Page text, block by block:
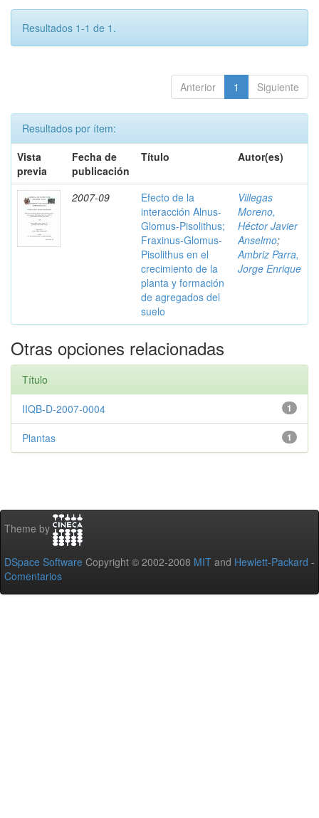
Resultados 1-1 de 1.
Anterior 1 Siguiente
Resultados por ítem:
Vista
previa
Fecha de
publicación
Título Autor(es)
2007-09
Efecto de la
interacción Alnus-
Glomus-Pisolithus;
Fraxinus-Glomus-
Pisolithus en el
crecimiento de la
planta y formación
de agregados del
suelo
Villegas
Moreno,
Héctor Javier
Anselmo;
Ambriz Parra,
Jorge Enrique
Otras opciones relacionadas
Título
1
IIQB-D-2007-0004
1
Plantas
Theme by
DSpace Software Copyright © 2002-2008 MIT and Hewlett-Packard -
Comentarios